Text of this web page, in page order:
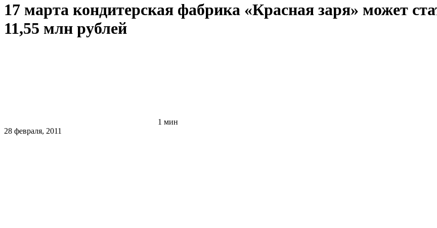
17 марта кондитерская фабрика «Красная заря» может
11,55 млн рублей
1 мин
28 февраля, 2011